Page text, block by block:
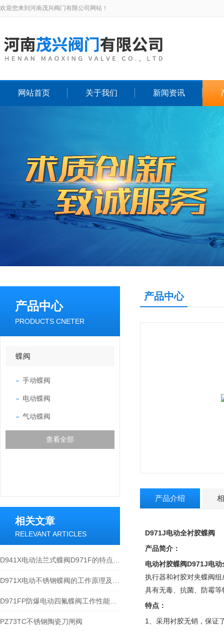
欢迎您来到河南茂兴阀门有限公司网站！
网站首页 关于我们 新闻资讯
产品中心
PRODUCTS CNETER
蝶阀
手动蝶阀
电动蝶阀
气动蝶阀
查看全部
相关文章
RELEVANT ARTICLES
PZ73TC不锈钢陶瓷刀闸阀
产品中心
产品介绍
D971J电动全衬胶蝶阀
产品简介：
电动衬胶蝶阀D971J电动
执行器和衬胶对夹蝶阀
具有无毒、抗菌、防霉
特点：
1、采用衬胶无销，保证